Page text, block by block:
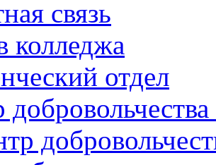
связь
колледжа
отдел